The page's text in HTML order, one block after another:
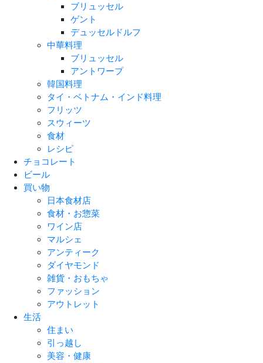
ブリュッセル
ゲント
デュッセルドルフ
中華料理
ブリュッセル
アントワープ
韓国料理
タイ・ベトナム・インド料理
フリッツ
スウィーツ
食材
レシピ
チョコレート
ビール
買い物
日本食材店
食材・お惣菜
ワイン店
マルシェ
アンティーク
ダイヤモンド
雑貨・おもちゃ
ファッション
アウトレット
生活
住まい
引っ越し
美容・健康